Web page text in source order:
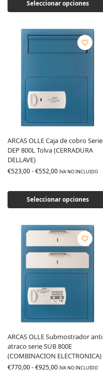
Seleccionar opciones
ARCAS OLLE Caja de cobro Serie
DEP 800L Tolva (CERRADURA
DELLAVE)
€523,00-€552,00 IVA NO INCLUIDO
Seleccionar opciones
ARCAS OLLE Submostrador anti
atraco serie SUB 800E
(COMBINACION ELECTRONICA)
€770,00-€925,00 IVA NO INCLUIDO